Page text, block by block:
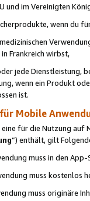
und im Vereinigten
wenn du
Frankreich wirbst,
jede Dienstleistung,
wenn ein Produkt
ist.
Mobile
eine für die Nutzung
“) enthält, gilt
muss in den
muss kostenlos
muss originäre